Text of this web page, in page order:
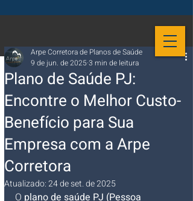
Plano de Saúde PJ:
Encontre o Melhor Custo-
Benefício para Sua
Empresa com a Arpe
Corretora
Arpe Corretora de Planos de Saúde
9 de jun. de 2025 3 min de leitura
Atualizado:24 de set. de 2025
O plano de saúde PJ (Pessoa